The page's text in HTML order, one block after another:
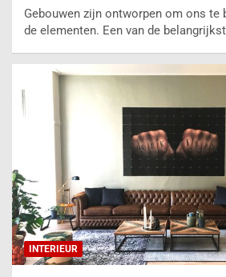
Gebouwen zijn ontworpen om ons te
de elementen. Een van de
INTERIEUR